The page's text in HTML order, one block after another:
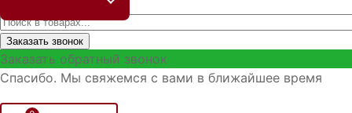
Заказать звонок
Заказать обратный звонок
Спасибо. Мы свяжемся с вами в ближайшее время